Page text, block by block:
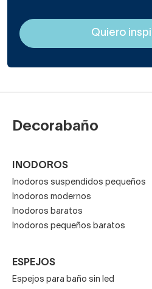
Decorabaño
INODOROS
Inodoros suspendidos pequeños
Inodoros modernos
Inodoros baratos
Inodoros pequeños baratos
ESPEJOS
Espejos para baño sin led